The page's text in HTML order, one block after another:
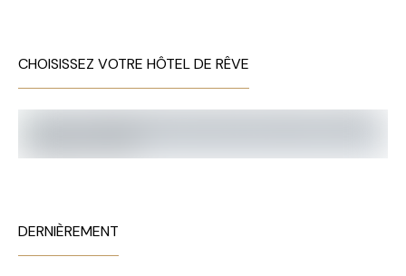
CHOISISSEZ VOTRE HÔTEL DE RÊVE
DERNIÈREMENT